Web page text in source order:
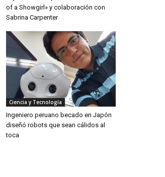
of a Showgirl» y colaboración con
Sabrina Carpenter
Ciencia y Tecnología
Ingeniero peruano becado en Japón
diseñó robots que sean cálidos al
toca